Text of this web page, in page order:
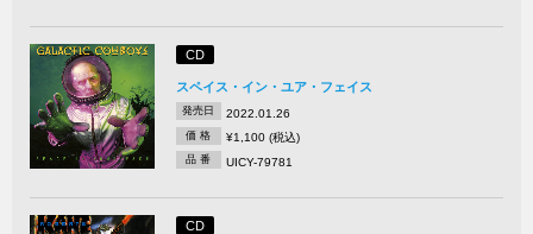
CD
スペイス・イン・ユア・フェイス
発売日 2022.01.26
価 格 ¥1,100 (税込)
品 番 UICY-79781
CD